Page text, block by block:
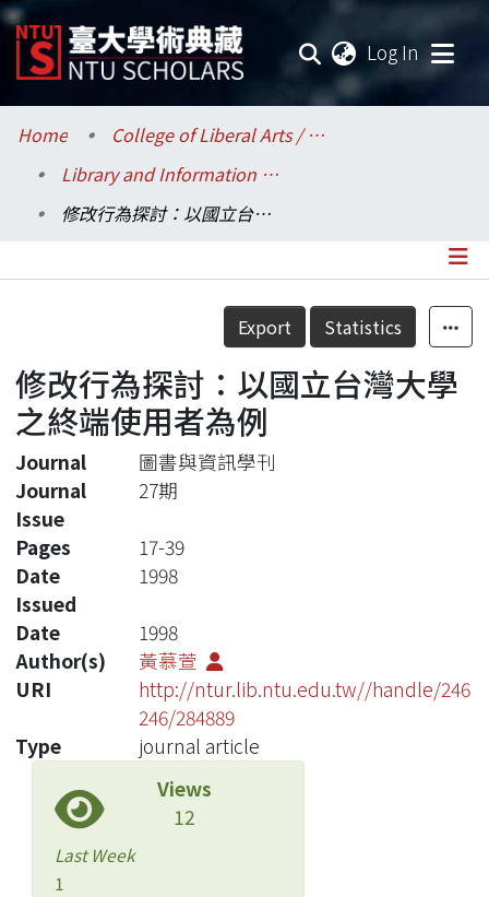
Log In
Communities & Collections
Research Outputs
Statistics
Home
College of Liberal Arts / 文學院
Library and Information Science / 圖書資訊學系
修改行為探討：以國立台灣大學之終端使用者為例
Details
Export Statistics
修改行為探討：以國立台灣大學
之終端使用者為例
Journal
圖書與資訊學刊
Journal
Issue
27期
Pages
17-39
Date
Issued
1998
Date
1998
Author(s)
黃慕萱
URI
http://ntur.lib.ntu.edu.tw//handle/246
246/284889
Type
journal article
Views
12
Last Week
1